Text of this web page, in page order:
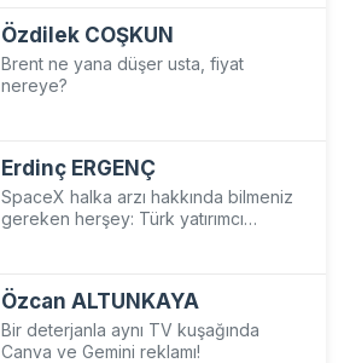
Özdilek COŞKUN
Brent ne yana düşer usta, fiyat
nereye?
Erdinç ERGENÇ
SpaceX halka arzı hakkında bilmeniz
gereken herşey: Türk yatırımcı
Özcan ALTUNKAYA
Bir deterjanla aynı TV kuşağında
Canva ve Gemini reklamı!